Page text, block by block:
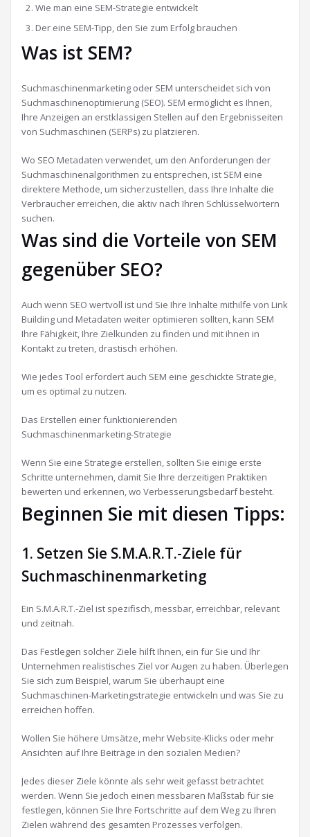
Wie man eine SEM-Strategie entwickelt
Der eine SEM-Tipp, den Sie zum Erfolg brauchen
Was ist SEM?
Suchmaschinenmarketing oder SEM unterscheidet sich von
Suchmaschinenoptimierung (SEO). SEM ermöglicht es Ihnen,
Ihre Anzeigen an erstklassigen Stellen auf den Ergebnisseiten
von Suchmaschinen (SERPs) zu platzieren.
Wo SEO Metadaten verwendet, um den Anforderungen der
Suchmaschinenalgorithmen zu entsprechen, ist SEM eine
direktere Methode, um sicherzustellen, dass Ihre Inhalte die
Verbraucher erreichen, die aktiv nach Ihren Schlüsselwörtern
suchen.
Was sind die Vorteile von SEM
gegenüber SEO?
Auch wenn SEO wertvoll ist und Sie Ihre Inhalte mithilfe von Link
Building und Metadaten weiter optimieren sollten, kann SEM
Ihre Fähigkeit, Ihre Zielkunden zu finden und mit ihnen in
Kontakt zu treten, drastisch erhöhen.
Wie jedes Tool erfordert auch SEM eine geschickte Strategie,
um es optimal zu nutzen.
Das Erstellen einer funktionierenden
Suchmaschinenmarketing-Strategie
Wenn Sie eine Strategie erstellen, sollten Sie einige erste
Schritte unternehmen, damit Sie Ihre derzeitigen Praktiken
bewerten und erkennen, wo Verbesserungsbedarf besteht.
Beginnen Sie mit diesen Tipps:
1. Setzen Sie S.M.A.R.T.-Ziele für
Suchmaschinenmarketing
Ein S.M.A.R.T.-Ziel ist spezifisch, messbar, erreichbar, relevant
und zeitnah.
Das Festlegen solcher Ziele hilft Ihnen, ein für Sie und Ihr
Unternehmen realistisches Ziel vor Augen zu haben. Überlegen
Sie sich zum Beispiel, warum Sie überhaupt eine
Suchmaschinen-Marketingstrategie entwickeln und was Sie zu
erreichen hoffen.
Wollen Sie höhere Umsätze, mehr Website-Klicks oder mehr
Ansichten auf Ihre Beiträge in den sozialen Medien?
Jedes dieser Ziele könnte als sehr weit gefasst betrachtet
werden. Wenn Sie jedoch einen messbaren Maßstab für sie
festlegen, können Sie Ihre Fortschritte auf dem Weg zu Ihren
Zielen während des gesamten Prozesses verfolgen.